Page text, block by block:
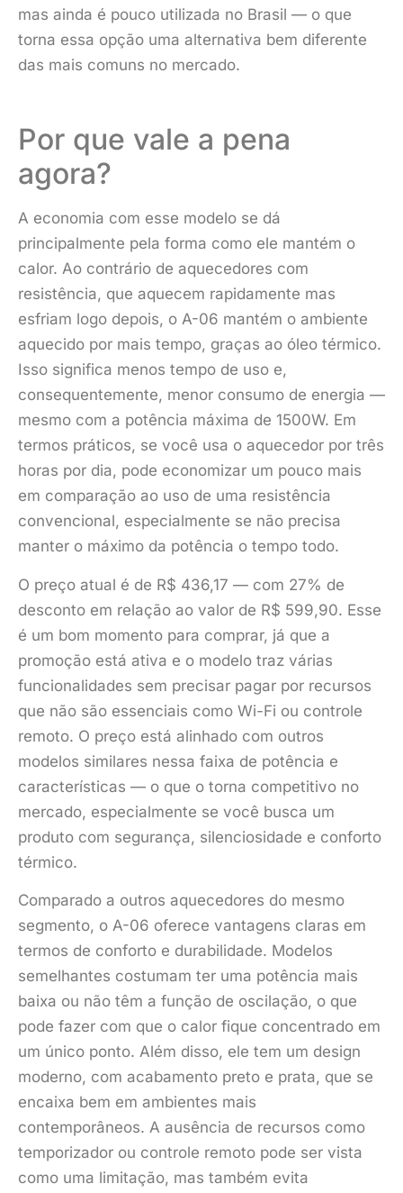
mas ainda é pouco utilizada no Brasil — o que
torna essa opção uma alternativa bem diferente
das mais comuns no mercado.
Por que vale a pena
agora?
A economia com esse modelo se dá
principalmente pela forma como ele mantém o
calor. Ao contrário de aquecedores com
resistência, que aquecem rapidamente mas
esfriam logo depois, o A-06 mantém o ambiente
aquecido por mais tempo, graças ao óleo térmico.
Isso significa menos tempo de uso e,
consequentemente, menor consumo de energia —
mesmo com a potência máxima de 1500W. Em
termos práticos, se você usa o aquecedor por três
horas por dia, pode economizar um pouco mais
em comparação ao uso de uma resistência
convencional, especialmente se não precisa
manter o máximo da potência o tempo todo.
O preço atual é de R$ 436,17 — com 27% de
desconto em relação ao valor de R$ 599,90. Esse
é um bom momento para comprar, já que a
promoção está ativa e o modelo traz várias
funcionalidades sem precisar pagar por recursos
que não são essenciais como Wi-Fi ou controle
remoto. O preço está alinhado com outros
modelos similares nessa faixa de potência e
características — o que o torna competitivo no
mercado, especialmente se você busca um
produto com segurança, silenciosidade e conforto
térmico.
Comparado a outros aquecedores do mesmo
segmento, o A-06 oferece vantagens claras em
termos de conforto e durabilidade. Modelos
semelhantes costumam ter uma potência mais
baixa ou não têm a função de oscilação, o que
pode fazer com que o calor fique concentrado em
um único ponto. Além disso, ele tem um design
moderno, com acabamento preto e prata, que se
encaixa bem em ambientes mais
contemporâneos. A ausência de recursos como
temporizador ou controle remoto pode ser vista
como uma limitação, mas também evita